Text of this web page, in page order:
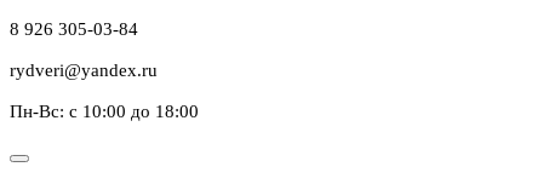
8 926 305-03-84
rydveri@yandex.ru
Пн-Вс: с 10:00 до 18:00